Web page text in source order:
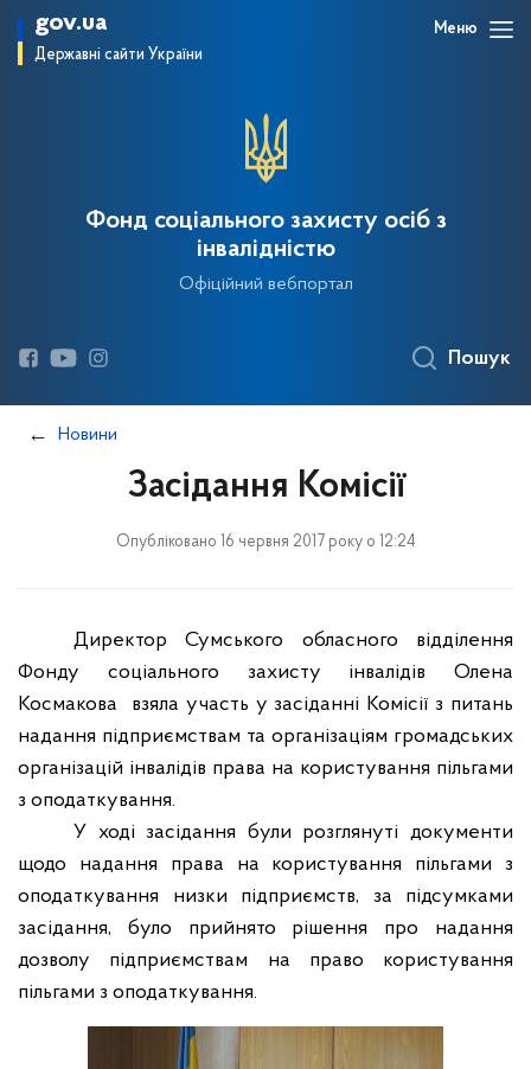
gov.ua
Державні сайти України
Меню
Фонд соціального захисту осіб з
інвалідністю
Офіційний вебпортал
Пошук
Новини
Засідання Комісії
Опубліковано 16 червня 2017 року о 12:24
Директор Сумського обласного відділення
Фонду соціального захисту інвалідів Олена
Космакова
взяла участь узасіданні Комісії з питань
надання підприємствам та організаціям громадських
організацій інвалідів права на користування пільгами
з оподаткування.
У ході засідання були розглянуті документи
щодо надання права на користування пільгами з
оподаткування низки підприємств, за підсумками
засідання, було прийнято рішення про надання
дозволу підприємствам на право користування
пільгами з оподаткування.